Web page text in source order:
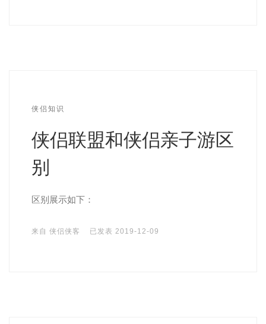
侠侣知识
侠侣联盟和侠侣亲子游区
别
区别展示如下：
来自 侠侣侠客 已发表 2019-12-09